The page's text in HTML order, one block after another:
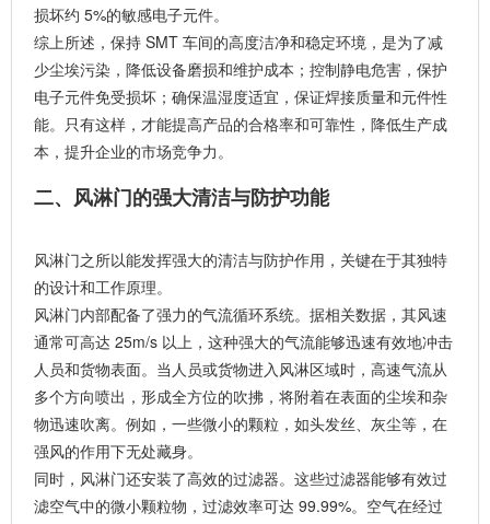
损坏约 5%的敏感电子元件。
综上所述，保持 SMT 车间的高度洁净和稳定环境，是为了减
少尘埃污染，降低设备磨损和维护成本；控制静电危害，保护
电子元件免受损坏；确保温湿度适宜，保证焊接质量和元件性
能。只有这样，才能提高产品的合格率和可靠性，降低生产成
本，提升企业的市场竞争力。
二、风淋门的强大清洁与防护功能
风淋门之所以能发挥强大的清洁与防护作用，关键在于其独特
的设计和工作原理。
风淋门内部配备了强力的气流循环系统。据相关数据，其风速
通常可高达 25m/s 以上，这种强大的气流能够迅速有效地冲击
人员和货物表面。当人员或货物进入风淋区域时，高速气流从
多个方向喷出，形成全方位的吹拂，将附着在表面的尘埃和杂
物迅速吹离。例如，一些微小的颗粒，如头发丝、灰尘等，在
强风的作用下无处藏身。
同时，风淋门还安装了高效的过滤器。这些过滤器能够有效过
滤空气中的微小颗粒物，过滤效率可达 99.99%。空气在经过